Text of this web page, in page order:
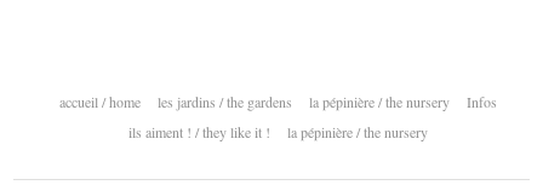
accueil / home les jardins / the gardens la pépinière / the nursery
Infos
ils aiment ! / they like it !
la pépinière / the nursery